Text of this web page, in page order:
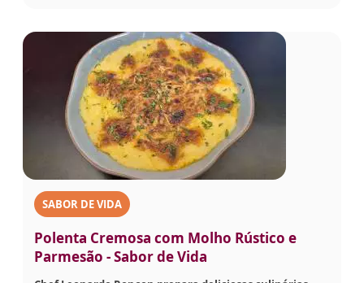
SABOR DE VIDA
Polenta Cremosa com Molho Rústico e
Parmesão - Sabor de Vida